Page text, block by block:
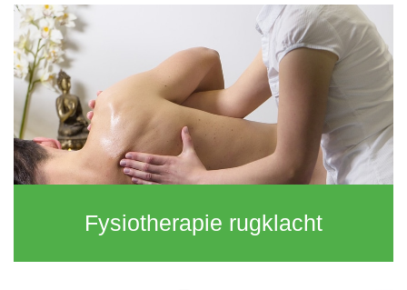
Fysiotherapie rugklacht